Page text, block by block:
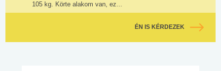
105 kg. Körte alakom van, ez...
ÉN IS KÉRDEZEK